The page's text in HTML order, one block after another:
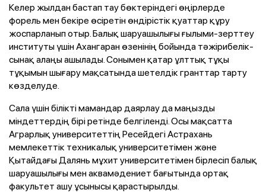
Келер жылдан бастап тау бөктеріндегі өңірлерде
форель мен бекіре өсіретін өндірістік қуаттар құру
жоспарланып отыр. Балық шаруашылығы ғылыми-зерттеу
институты үшін Ахангаран өзенінің бойында тәжірибелік-
сынақ алаңы ашылады. Сонымен қатар ұлттық тұқы
тұқымын шығару мақсатында шетелдік гранттар тарту
көзделуде.
Сала үшін білікті мамандар даярлау да маңызды
міндеттердің бірі ретінде белгіленді. Осы мақсатта
Аграрлық университеттің Ресейдегі Астрахань
мемлекеттік техникалық университетімен және
Қытайдағы Далянь мұхит университетімен бірлесіп балық
шаруашылығы мен аквамәдениет бағытында ортақ
факультет ашу ұсынысы қарастырылды.